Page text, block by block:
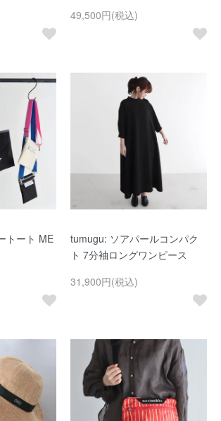
49,500円(税込)
トート ME
tumugu: ソアパールコンパク
ト 7分袖ロングワンピース
31,900円(税込)